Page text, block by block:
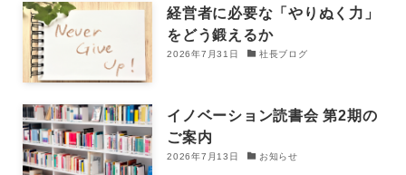
経営者に必要な「やりぬく力」
をどう鍛えるか
2026年7月31日 社長ブログ
イノベーション読書会 第2期の
ご案内
2026年7月13日 お知らせ